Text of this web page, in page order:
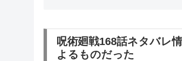
呪術廻戦168話ネタバ
よるものだった